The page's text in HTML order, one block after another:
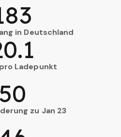
in Deutschland
Ladepunkt
zu Jan 23
50